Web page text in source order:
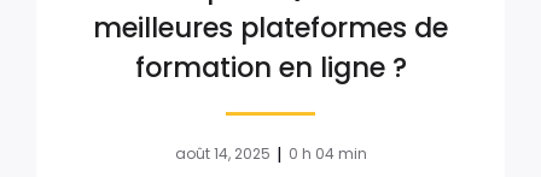
meilleures plateformes de
formation en ligne ?
août 14, 2025 | 0 h 04 min